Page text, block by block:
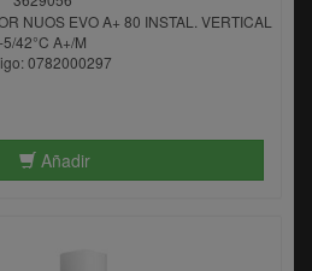
NUOS EVO A+ 80 INSTAL. VERTICAL
-5/42°C A+/M
0782000297
Añadir